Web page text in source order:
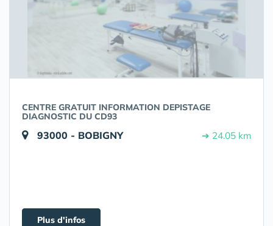
CENTRE GRATUIT INFORMATION DEPISTAGE
DIAGNOSTIC DU CD93
93000 - BOBIGNY ➔ 24.05 km
Plus d'infos